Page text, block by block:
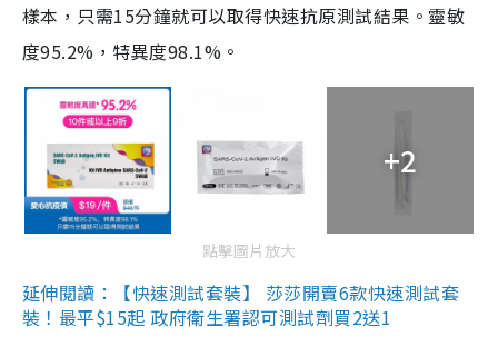
樣本，只需15分鐘就可以取得快速抗原測試結果。靈敏
度95.2%，特異度98.1%。
+2
點擊圖片放大
延伸閱讀：【快速測試套裝】 莎莎開賣6款快速測試套
裝！最平$15起 政府衛生署認可測試劑買2送1